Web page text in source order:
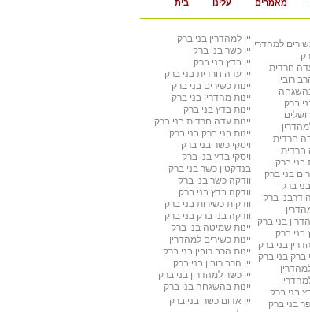
בית עלינו מאמרים
יין למהדרין בני ברק
יין כשר בני ברק
יין בדץ בני ברק
יין עדה חרדית בני ברק
יינות כשירים בני ברק
יינות מהדרין בני ברק
יינות בדץ בני ברק
יינות עדה חרדית בני ברק
יינות בני ברק בני ברק
ויסקי כשר בני ברק
ויסקי בדץ בני ברק
בנדקטין כשר בני ברק
וודקה כשר בני ברק
וודקה בדץ בני ברק
וודקות כשירות בני ברק
וודקה בני ברק בני ברק
יינות שמיטה בני ברק
יינות כשירים למהדרין
יינות הרב רובין בני ברק
יין הרב רובין בני ברק
יין כשר למהדרין בני ברק
יינות בהשגחה בני ברק
יין אדום כשר בני ברק
למהדרין
חרדית
רובין
ברק
חרדית
חרדית
בני ברק
בני ברק
בני ברק
בני ברק
בני ברק
בני ברק
בני ברק
ברק בני ברק
בני ברק
בני ברק